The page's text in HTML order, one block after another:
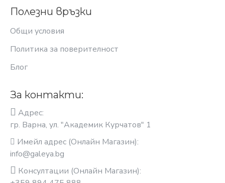
Полезни връзки
Общи условия
Политика за поверителност
Блог
За контакти:
Адрес:
гр. Варна, ул. "Академик Курчатов" 1
Имейл адрес (Онлайн Магазин):
info@galeya.bg
Консултации (Онлайн Магазин):